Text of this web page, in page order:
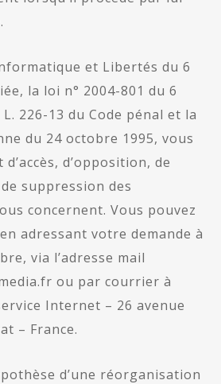
et Libertés du 6
la loi n° 2004-801 du 6
226-13 du Code pénal et la
du 24 octobre 1995, vous
d’opposition, de
suppression des
concernent. Vous pouvez
adressant votre demande à
via l’adresse mail
ou par courrier à
Internet – 26 avenue
– France.
d’une réorganisation